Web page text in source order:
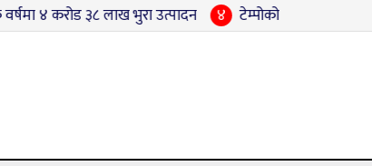
भुरा उत्पादन ४ टेम्पोको ठक्करबाट सुगरकेन स्टलमा क्षति